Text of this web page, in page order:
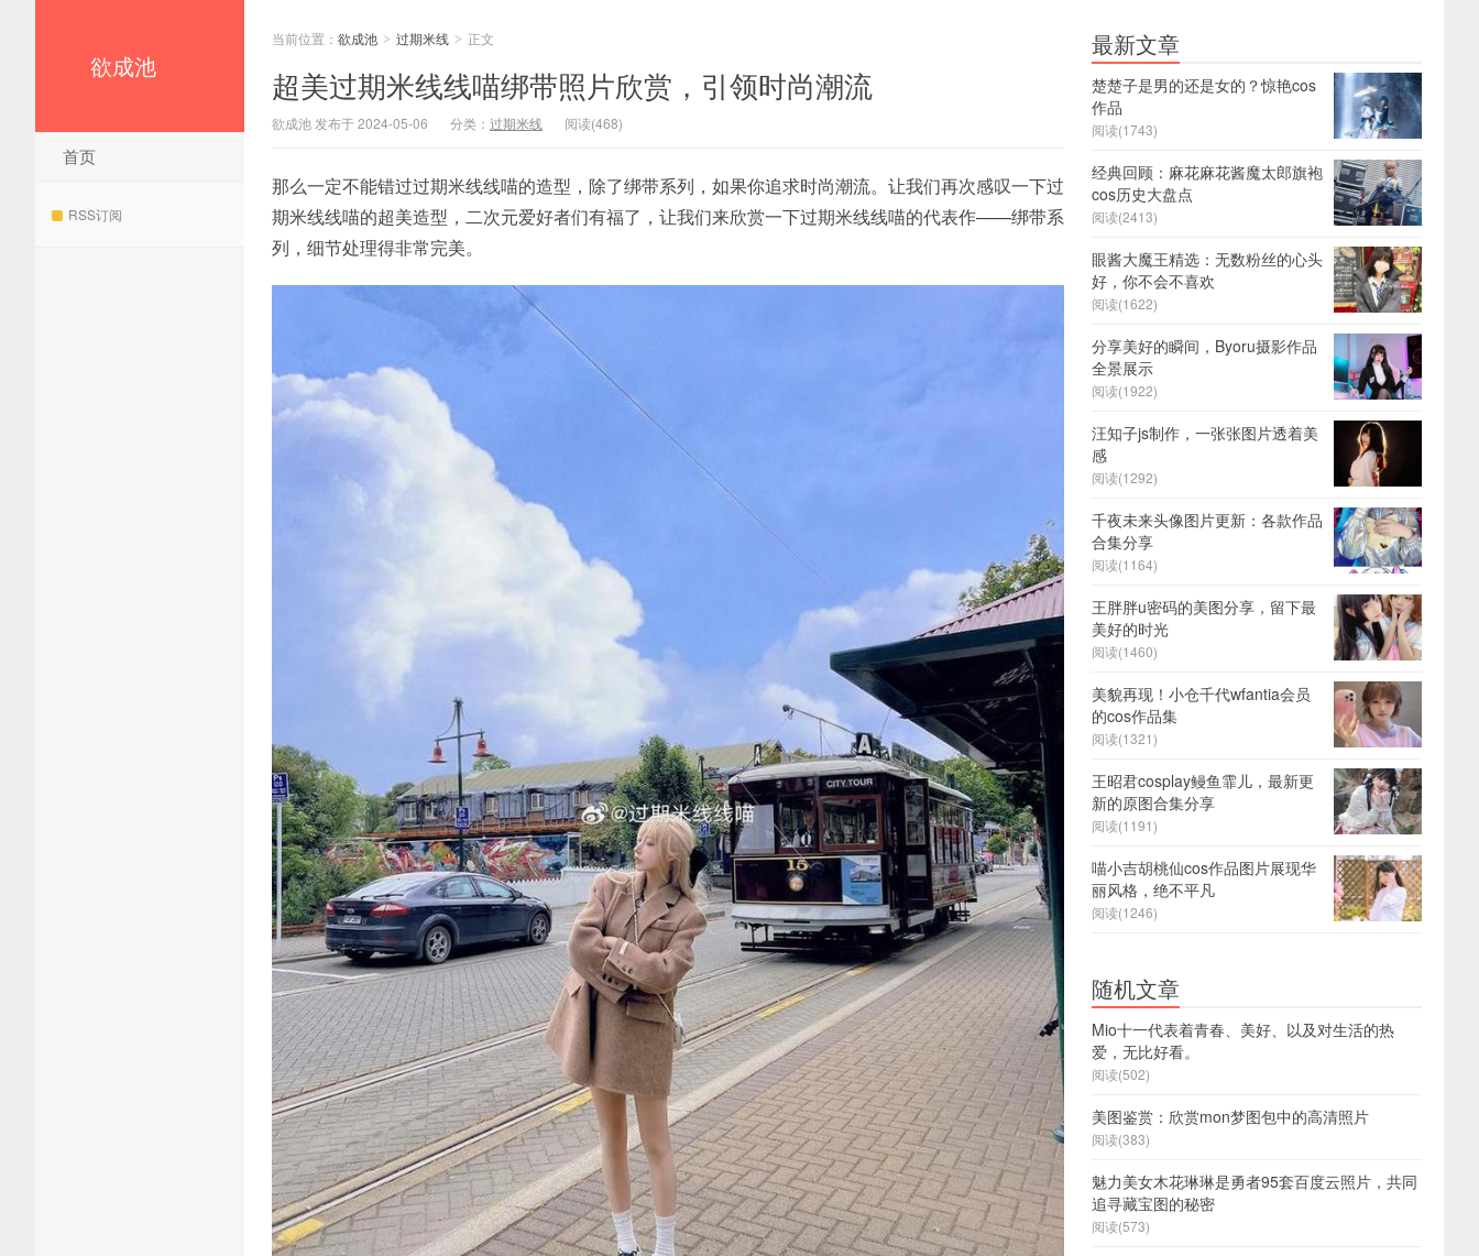
欲成池
首页
RSS订阅
当前位置： 欲成池 > 过期米线 > 正文
超美过期米线线喵绑带照片欣赏，引领时尚潮流
欲成池 发布于 2024-05-06 分类： 过期米线 阅读(468)
那么一定不能错过过期米线线喵的造型，除了绑带系列，如果你追求时尚潮流。让我们再次感叹一下过
期米线线喵的超美造型，二次元爱好者们有福了，让我们来欣赏一下过期米线线喵的代表作——绑带系
列，细节处理得非常完美。
最新文章
楚楚子是男的还是女的？惊艳cos
作品
阅读(1743)
经典回顾：麻花麻花酱魔太郎旗袍
cos历史大盘点
阅读(2413)
眼酱大魔王精选：无数粉丝的心头
好，你不会不喜欢
阅读(1622)
分享美好的瞬间，Byoru摄影作品
全景展示
阅读(1922)
汪知子js制作，一张张图片透着美
感
阅读(1292)
千夜未来头像图片更新：各款作品
合集分享
阅读(1164)
王胖胖u密码的美图分享，留下最
美好的时光
阅读(1460)
美貌再现！小仓千代wfantia会员
的cos作品集
阅读(1321)
王昭君cosplay鳗鱼霏儿，最新更
新的原图合集分享
阅读(1191)
喵小吉胡桃仙cos作品图片展现华
丽风格，绝不平凡
阅读(1246)
随机文章
Mio十一代表着青春、美好、以及对生活的热
爱，无比好看。
阅读(502)
美图鉴赏：欣赏mon梦图包中的高清照片
阅读(383)
魅力美女木花琳琳是勇者95套百度云照片，共同
追寻藏宝图的秘密
阅读(573)